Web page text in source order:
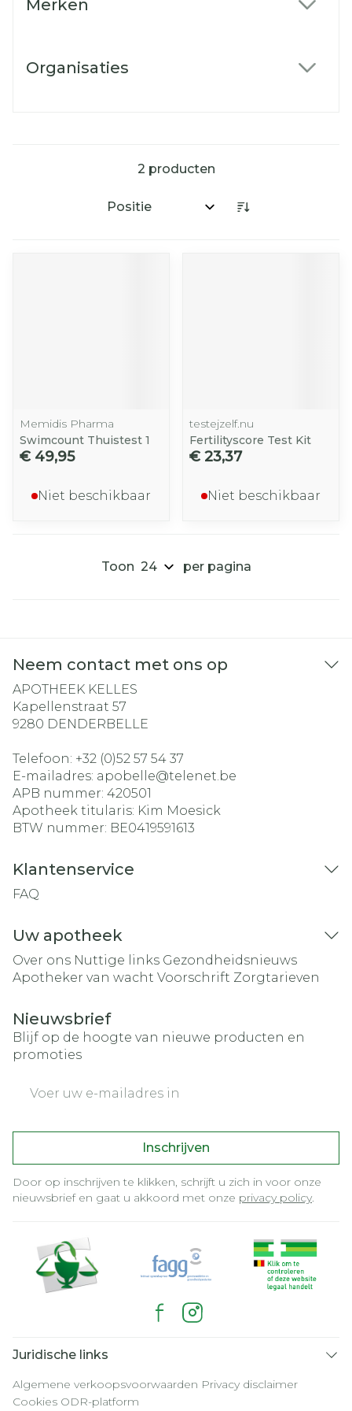
Merken
Organisaties
2 producten
Sorteer op:
Memidis Pharma
Swimcount Thuistest 1
€ 49,95
Niet beschikbaar
testejzelf.nu
Fertilityscore Test Kit
€ 23,37
Niet beschikbaar
Toon per pagina
Neem contact met ons op
APOTHEEK KELLES
Kapellenstraat 57
9280 DENDERBELLE
Telefoon: +32 (0)52 57 54 37
E-mailadres: apobelle@telenet.be
APB nummer: 420501
Apotheek titularis: Kim Moesick
BTW nummer: BE0419591613
Klantenservice
FAQ
Uw apotheek
Over ons Nuttige links Gezondheidsnieuws
Apotheker van wacht Voorschrift Zorgtarieven
Nieuwsbrief
Blijf op de hoogte van nieuwe producten en
promoties
Inschrijven
Door op inschrijven te klikken, schrijft u zich in voor onze
nieuwsbrief en gaat u akkoord met onze privacy policy.
Juridische links
Algemene verkoopsvoorwaarden Privacy disclaimer
Cookies ODR-platform